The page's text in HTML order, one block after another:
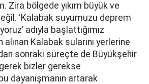
Zira bölgede yıkım büyük ve
‘Kalabak suyumuzu deprem
adıyla başlattığımız
Kalabak sularını yerlerine
sonraki süreçte de Büyükşehir
bizler gerekse
dayanışmanın artarak